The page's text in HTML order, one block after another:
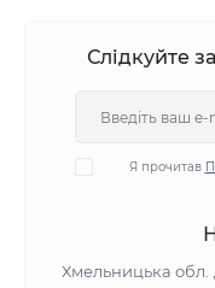
Слідкуйте
Я прочитав
Хмельницька обл. ,